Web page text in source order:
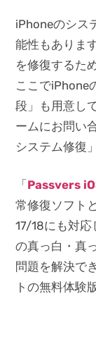
iPhoneのシス
能性もありま
を修復するた
ここでiPhone
段」も用意し
ームにお問い
システム修復
「 Passvers
常修復ソフト
17/18にも対
の真っ白・真
問題を解決で
トの無料体験